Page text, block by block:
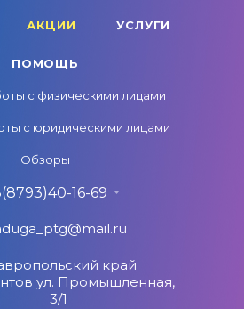
АКЦИИ УСЛУГИ
ПОМОЩЬ
с физическими лицами
с юридическими лицами
Обзоры
16-69
край
ул. Промышленная,
3/1